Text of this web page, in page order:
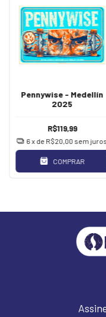
Pennywise - Medellín
2025
R$119,99
6x de R$20,00 sem
COMPRAR